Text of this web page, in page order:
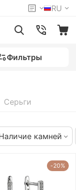
RU
Фильтры
Серьги
камней
-20%